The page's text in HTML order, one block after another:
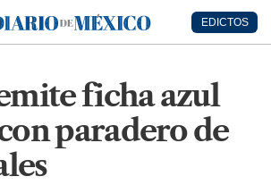
de México
EDICTOS
ficha azul
paradero de